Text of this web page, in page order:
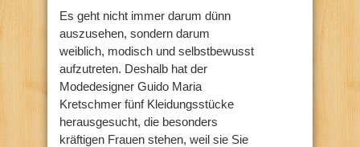
Es geht nicht immer darum dünn
auszusehen, sondern darum
weiblich, modisch und selbstbewusst
aufzutreten. Deshalb hat der
Modedesigner Guido Maria
Kretschmer fünf Kleidungsstücke
herausgesucht, die besonders
kräftigen Frauen stehen, weil sie Sie